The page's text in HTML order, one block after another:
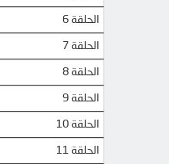
الحلقة 6
الحلقة 7
الحلقة 8
الحلقة 9
الحلقة 10
الحلقة 11